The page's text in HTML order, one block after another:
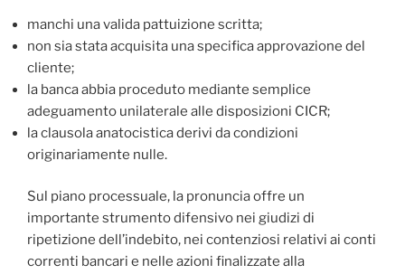
manchi una valida pattuizione scritta;
non sia stata acquisita una specifica approvazione del
cliente;
la banca abbia proceduto mediante semplice
adeguamento unilaterale alle disposizioni CICR;
la clausola anatocistica derivi da condizioni
originariamente nulle.
Sul piano processuale, la pronuncia offre un
importante strumento difensivo nei giudizi di
ripetizione dell’indebito, nei contenziosi relativi ai conti
correnti bancari e nelle azioni finalizzate alla